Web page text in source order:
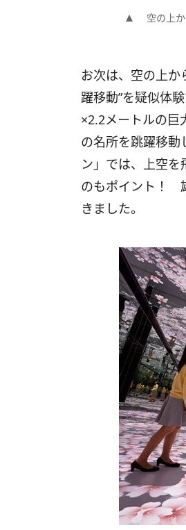
空の上
お次は、空の上
躍移動”を疑似体
×2.2メートルの巨
の名所を跳躍移動
ン」では、上空
のもポイント！
きました。